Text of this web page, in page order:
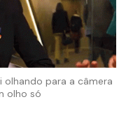
olhando para a câmera
olho só